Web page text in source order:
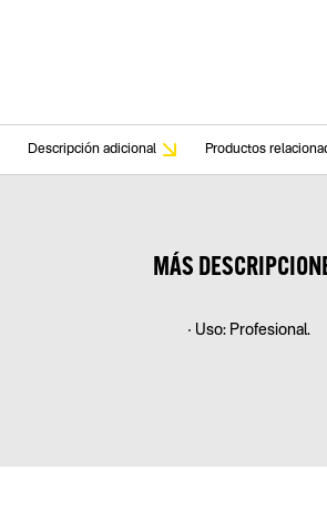
Descripción adicional Productos
MÁS
• Uso: Profesional.